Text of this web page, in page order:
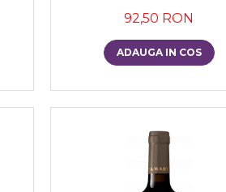
92,50 RON
ADAUGA IN COS